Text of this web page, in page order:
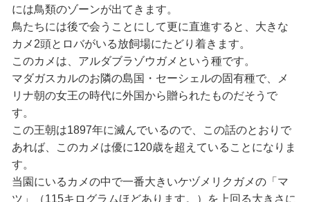
には鳥類のゾーンが出てきます。
鳥たちには後で会うことにして更に直進すると、大きな
カメ2頭とロバがいる放飼場にたどり着きます。
このカメは、アルダブラゾウガメという種です。
マダガスカルのお隣の島国・セーシェルの固有種で、メ
リナ朝の女王の時代に外国から贈られたものだそうで
す。
この王朝は1897年に滅んでいるので、この話のとおりで
あれば、このカメは優に120歳を超えていることになりま
す。
当園にいるカメの中で一番大きいケヅメリクガメの「マ
ツ」（115キログラムほどあります。）を上回る大きさに